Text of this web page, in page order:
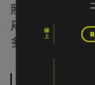
照片已盡量呈現
尺寸為人工測量
多件不同門市商